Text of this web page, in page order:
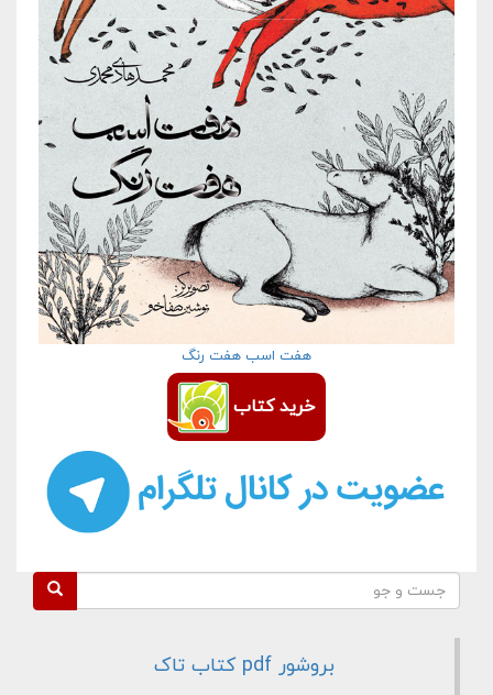
هفت اسب هفت رنگ
خرید کتاب
فرم جستجو
بروشور pdf کتاب تاک